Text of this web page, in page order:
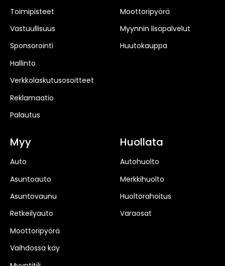
Toimipisteet
Vastuullisuus
Sponsorointi
Hallinto
Verkkolaskutusosoitteet
Reklamaatio
Palautus
Moottoripyörä
Myynnin lisäpalvelut
Huutokauppa
Myy
Auto
Asuntoauto
Asuntovaunu
Retkeilyauto
Moottoripyörä
Vaihdossa käy
Huollata
Autohuolto
Merkkihuolto
Huoltorahoitus
Varaosat